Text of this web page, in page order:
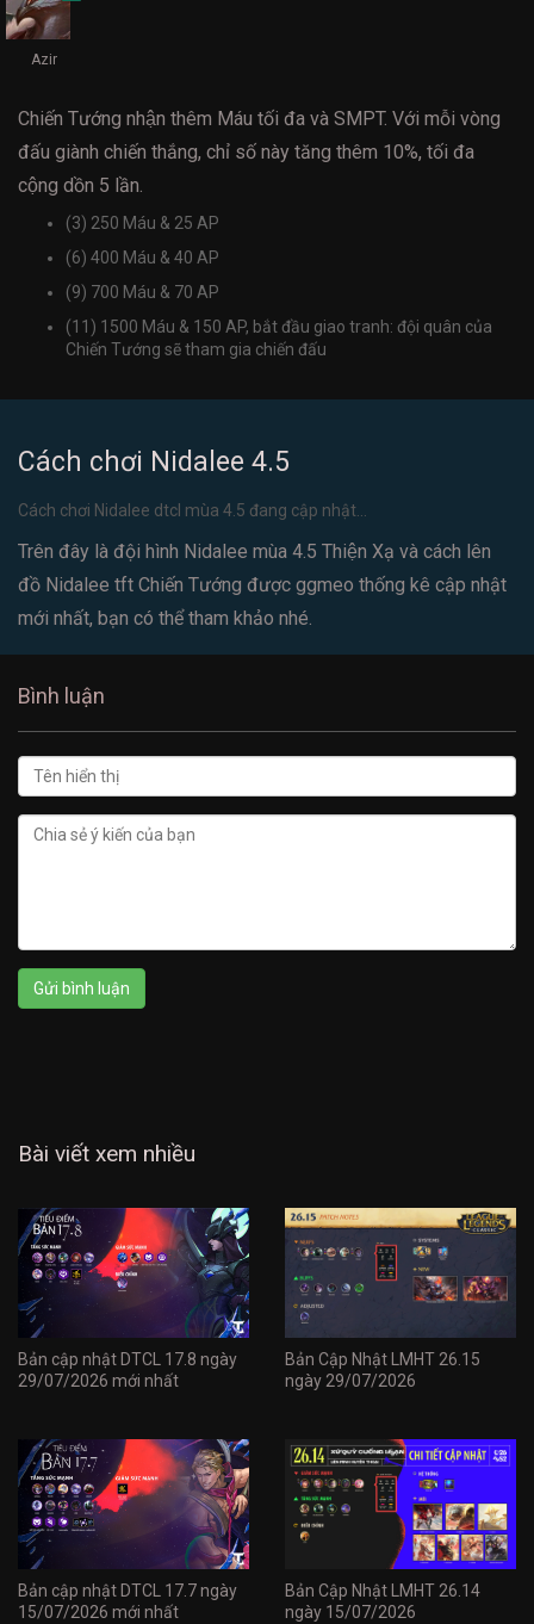
Azir
Chiến Tướng nhận thêm Máu tối đa và SMPT. Với mỗi vòng
đấu giành chiến thắng, chỉ số này tăng thêm 10%, tối đa
cộng dồn 5 lần.
(3) 250 Máu & 25 AP
(6) 400 Máu & 40 AP
(9) 700 Máu & 70 AP
(11) 1500 Máu & 150 AP, bắt đầu giao tranh: đội quân của
Chiến Tướng sẽ tham gia chiến đấu
Cách chơi Nidalee 4.5
Cách chơi Nidalee dtcl mùa 4.5 đang cập nhật...
Trên đây là đội hình Nidalee mùa 4.5 Thiện Xạ và cách lên
đồ Nidalee tft Chiến Tướng được ggmeo thống kê cập nhật
mới nhất, bạn có thể tham khảo nhé.
Bình luận
Bài viết xem nhiều
Bản cập nhật DTCL 17.8 ngày
29/07/2026 mới nhất
Bản Cập Nhật LMHT 26.15
ngày 29/07/2026
Bản cập nhật DTCL 17.7 ngày
15/07/2026 mới nhất
Bản Cập Nhật LMHT 26.14
ngày 15/07/2026